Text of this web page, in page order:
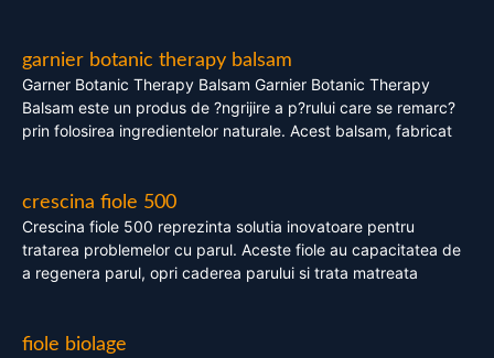
garnier botanic therapy balsam
Garner Botanic Therapy Balsam Garnier Botanic Therapy
Balsam este un produs de ?ngrijire a p?rului care se remarc?
prin folosirea ingredientelor naturale. Acest balsam, fabricat
crescina fiole 500
Crescina fiole 500 reprezinta solutia inovatoare pentru
tratarea problemelor cu parul. Aceste fiole au capacitatea de
a regenera parul, opri caderea parului si trata matreata
fiole biolage